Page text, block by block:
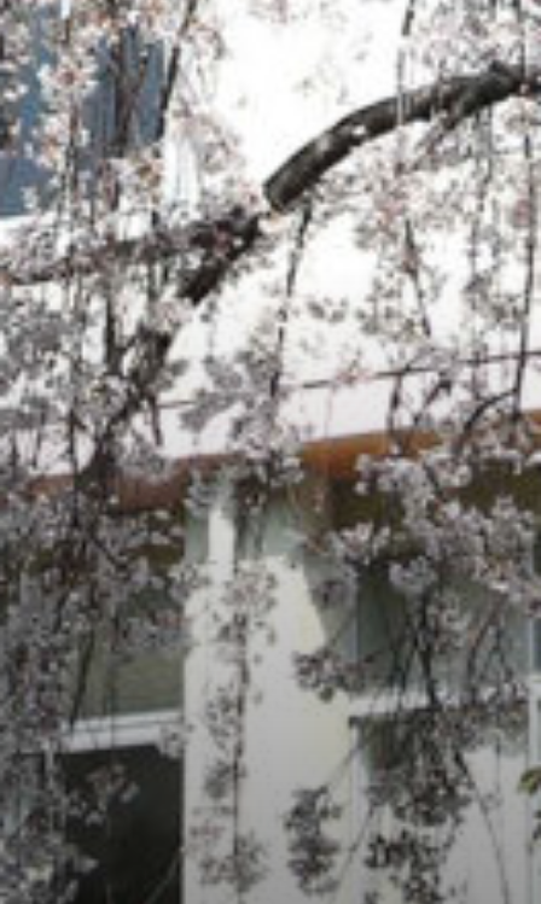
: Attempt to read property "cat_name" on null in
/home/sakurazuka/sakurazuka.ed.jp/public_html/wp-conten
t/themes/sakurazuka_2020/header.php